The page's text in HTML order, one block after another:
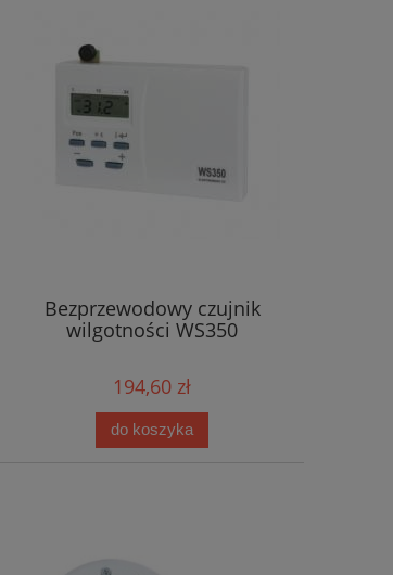
Bezprzewodowy czujnik
wilgotności WS350
194,60 zł
do koszyka